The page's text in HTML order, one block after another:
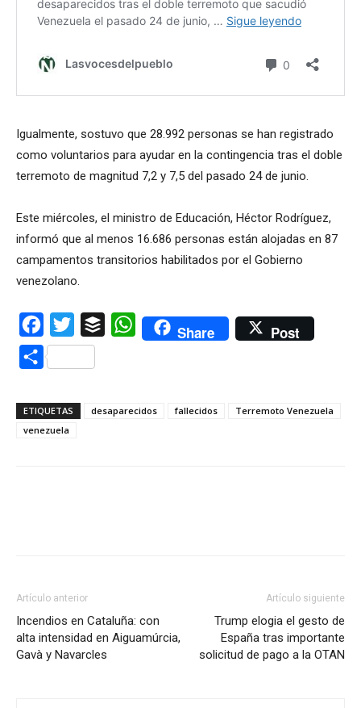
Igualmente, sostuvo que 28.992 personas se han registrado
como voluntarios para ayudar en la contingencia tras el doble
terremoto de magnitud 7,2 y 7,5 del pasado 24 de junio.
Este miércoles, el ministro de Educación, Héctor Rodríguez,
informó que al menos 16.686 personas están alojadas en 87
campamentos transitorios habilitados por el Gobierno
venezolano.
Facebook
Twitter Buffer WhatsAppShare Post
Compartir
ETIQUETAS desaparecidos fallecidos
Terremoto Venezuela
venezuela
Artículo anterior
Incendios en Cataluña: con
alta intensidad en Aiguamúrcia,
Gavà y Navarcles
Artículo siguiente
Trump elogia el gesto de
España tras importante
solicitud de pago a la OTAN